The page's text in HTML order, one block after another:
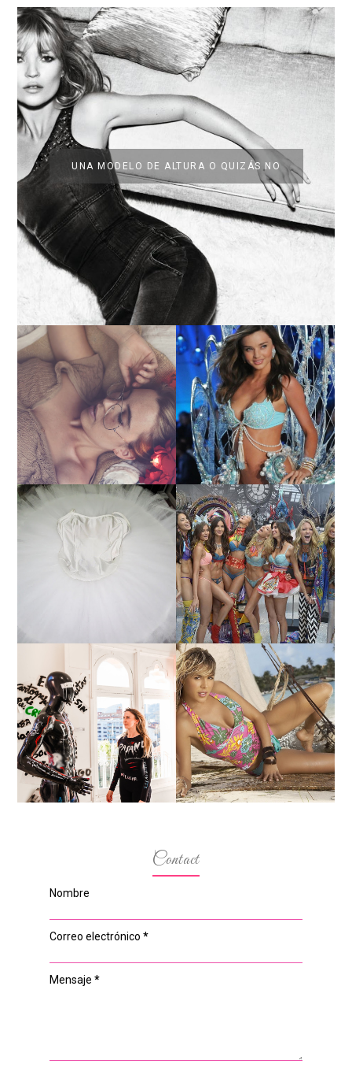
UNA MODELO DE ALTURA O QUIZÁS NO
LA BAILARINA BLANCA
DE LA CRUZ O COMO
REINVENTARSE ANTE
LA ADVERSIDAD.
LA ALTURA DE LAS
MODELOS MAS ALTAS
TUTORIAL PARA HACER
UN TUTÚ DE BALLET DE
PLATO CON ARO.
¿QUIERES SABER LA
EDAD Y ALTURA DE LAS
MODELOS VICTORIA'S
SECRET 2017?
MARGA GONZÁLEZ Y
ELIA FERNÁNDEZ
DIALOGAN EN ESPACIO
DEL ANONIMATO, LA
CASA ROSA DE OVIEDO
LA ALTURA DE LAS
MODELOS MAS
BAJITAS
Contact
Nombre
Correo electrónico *
Mensaje *